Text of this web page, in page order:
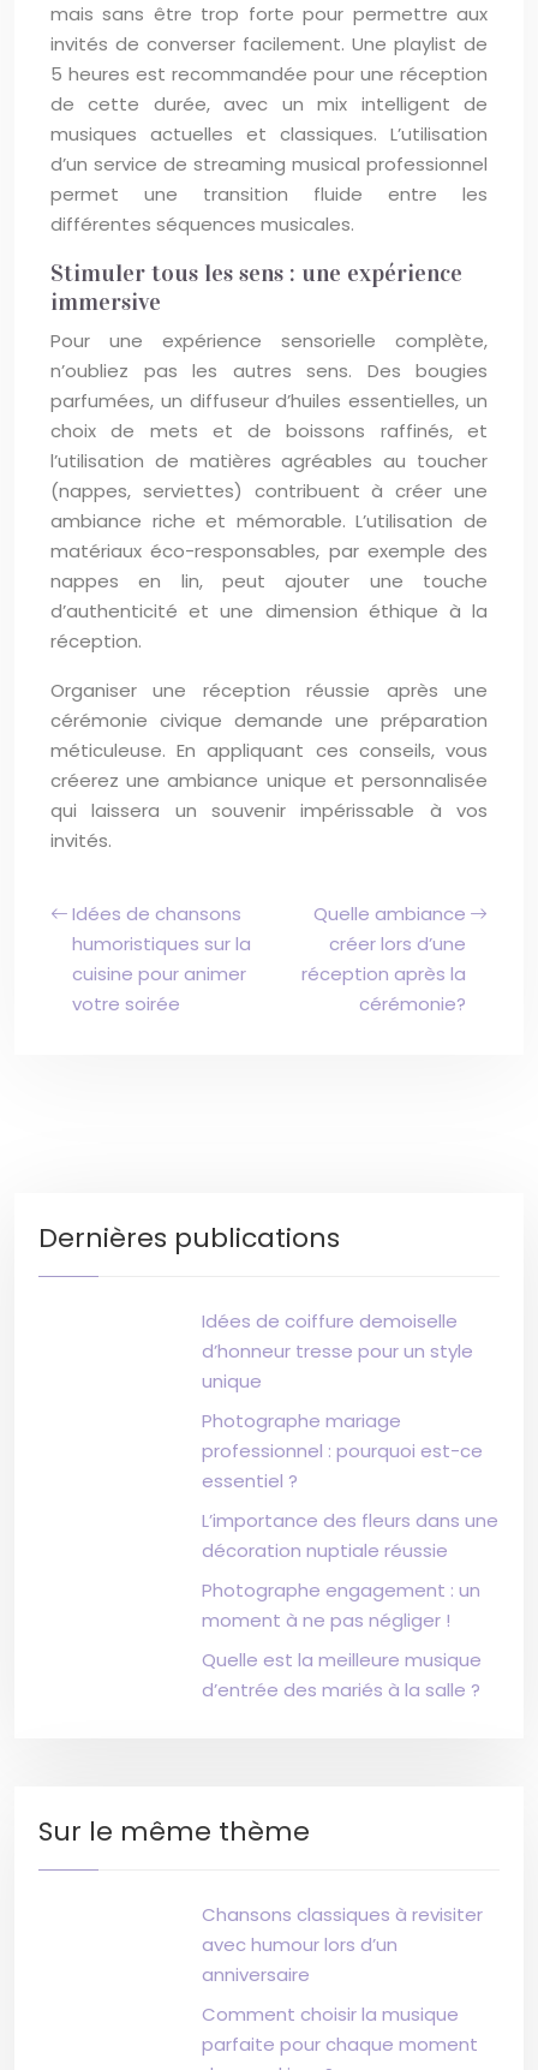
mais sans être trop forte pour permettre aux
invités de converser facilement. Une playlist de
5 heures est recommandée pour une réception
de cette durée, avec un mix intelligent de
musiques actuelles et classiques. L’utilisation
d’un service de streaming musical professionnel
permet une transition fluide entre les
différentes séquences musicales.
Stimuler tous les sens : une expérience
immersive
Pour une expérience sensorielle complète,
n’oubliez pas les autres sens. Des bougies
parfumées, un diffuseur d’huiles essentielles, un
choix de mets et de boissons raffinés, et
l’utilisation de matières agréables au toucher
(nappes, serviettes) contribuent à créer une
ambiance riche et mémorable. L’utilisation de
matériaux éco-responsables, par exemple des
nappes en lin, peut ajouter une touche
d’authenticité et une dimension éthique à la
réception.
Organiser une réception réussie après une
cérémonie civique demande une préparation
méticuleuse. En appliquant ces conseils, vous
créerez une ambiance unique et personnalisée
qui laissera un souvenir impérissable à vos
invités.
Idées de chansons
humoristiques sur la
cuisine pour animer
votre soirée
Quelle ambiance
créer lors d’une
réception après la
cérémonie?
Dernières publications
Idées de coiffure demoiselle
d’honneur tresse pour un style
unique
Photographe mariage
professionnel : pourquoi est-ce
essentiel ?
L’importance des fleurs dans une
décoration nuptiale réussie
Photographe engagement : un
moment à ne pas négliger !
Quelle est la meilleure musique
d’entrée des mariés à la salle ?
Sur le même thème
Chansons classiques à revisiter
avec humour lors d’un
anniversaire
Comment choisir la musique
parfaite pour chaque moment